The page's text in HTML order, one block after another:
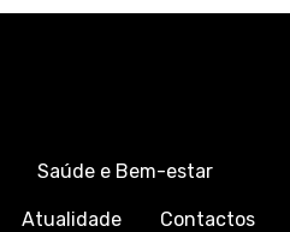
Saúde e Bem-estar
Atualidade Contactos